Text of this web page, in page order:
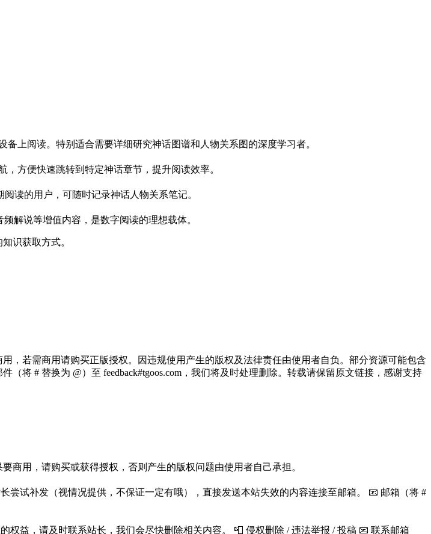
上阅读。特别适合需要详细研究神话图谱和人物关系图的深度学习者。
方便快速跳转到特定神话章节，提升阅读效率。
读的用户，可随时记录神话人物关系笔记。
解说等增值内容，是数字阅读的理想载体。
识获取方式。
，若需商用请购买正版授权。因违规使用产生的版权及法律责任由使用者自负。部分资源可能包含
将 # 替换为 @）至 feedback#tgoos.com，我们将及时处理删除。转载请保留原文链接，感谢支持
商用，请购买或获得授权，否则产生的版权问题由使用者自己承担。
试补发（视情况提供，不保证一定有哦），直接发送本站失效的内容连接至邮箱。 📧 邮箱（将 #
益，请及时联系站长，我们会尽快删除相关内容。 📮 侵权删除 / 违法举报 / 投稿 📧 联系邮箱